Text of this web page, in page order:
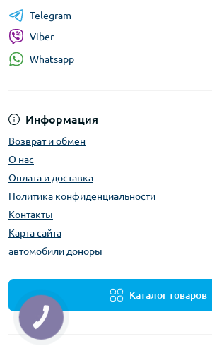
Информация
Возврат и обмен
О нас
Оплата и доставка
Политика конфиденциальности
Контакты
Карта сайта
автомобили доноры
Каталог товаров
Telegram
Viber
Whatsapp
КНОПКА
ЗВ'ЯЗКУ